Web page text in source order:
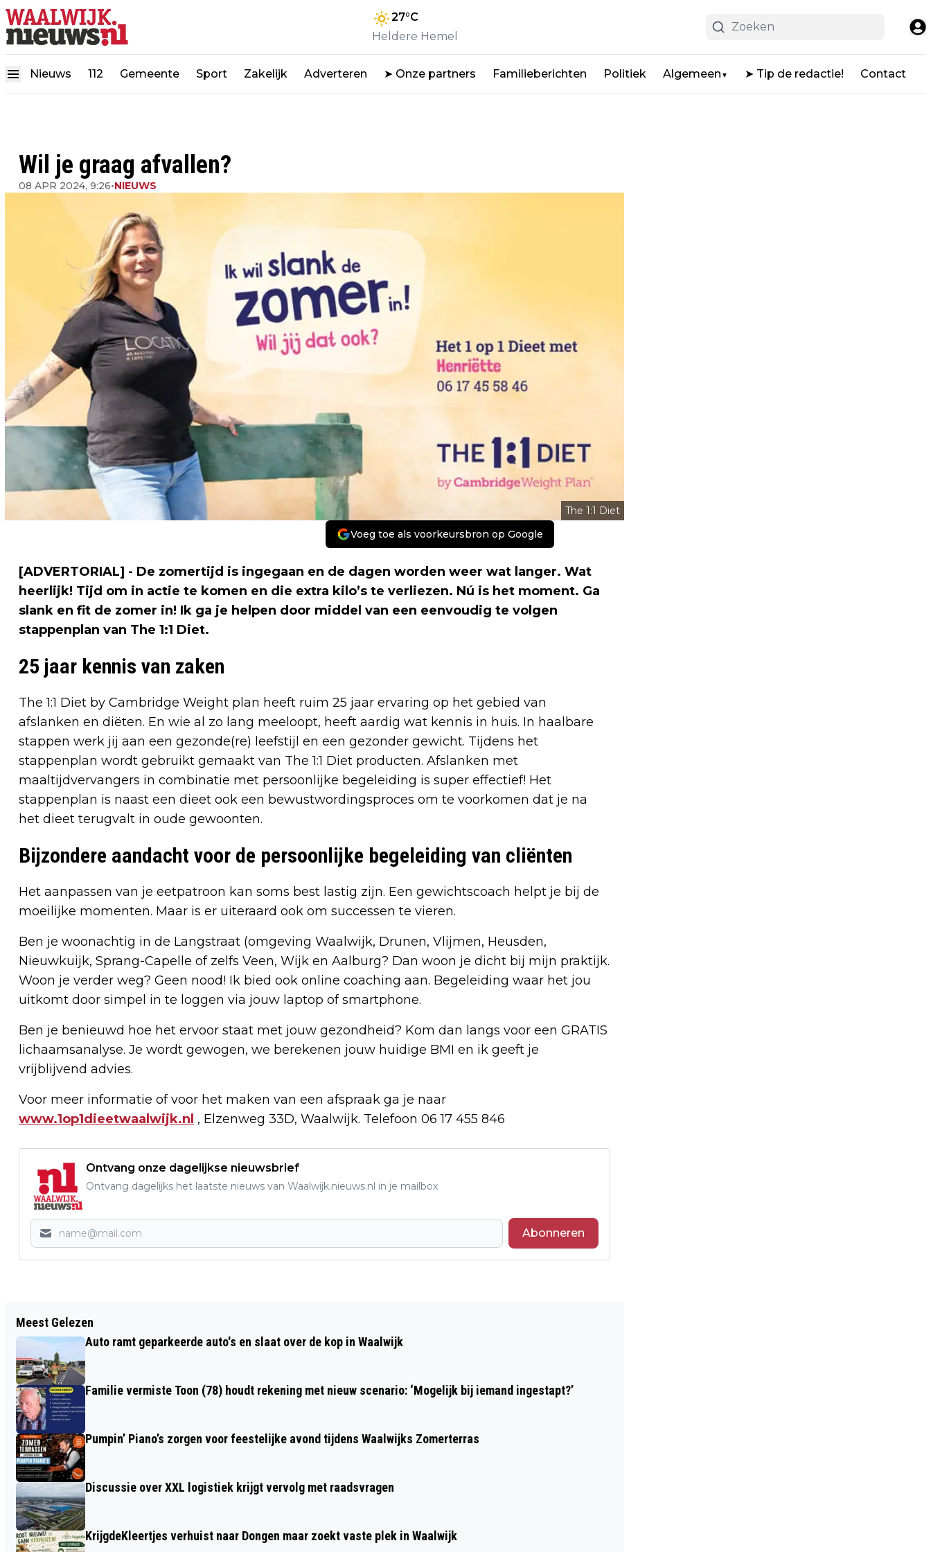
27°C
Heldere Hemel
Nieuws 112 Gemeente Sport Zakelijk Adverteren ➤ Onze partners Familieberichten Politiek Algemeen ▼ ➤ Tip de redactie! Contact
Wil je graag afvallen?
08 APR 2024, 9:26•NIEUWS
The 1:1 Diet
Voeg toe als voorkeursbron op Google
[ADVERTORIAL] - De zomertijd is ingegaan en de dagen worden weer wat langer. Wat
heerlijk! Tijd om in actie te komen en die extra kilo’s te verliezen. Nú is het moment. Ga
slank en fit de zomer in! Ik ga je helpen door middel van een eenvoudig te volgen
stappenplan van The 1:1 Diet.
25 jaar kennis van zaken
The 1:1 Diet by Cambridge Weight plan heeft ruim 25 jaar ervaring op het gebied van
afslanken en diëten. En wie al zo lang meeloopt, heeft aardig wat kennis in huis. In haalbare
stappen werk jij aan een gezonde(re) leefstijl en een gezonder gewicht. Tijdens het
stappenplan wordt gebruikt gemaakt van The 1:1 Diet producten. Afslanken met
maaltijdvervangers in combinatie met persoonlijke begeleiding is super effectief! Het
stappenplan is naast een dieet ook een bewustwordingsproces om te voorkomen dat je na
het dieet terugvalt in oude gewoonten.
Bijzondere aandacht voor de persoonlijke begeleiding van cliënten
Het aanpassen van je eetpatroon kan soms best lastig zijn. Een gewichtscoach helpt je bij de
moeilijke momenten. Maar is er uiteraard ook om successen te vieren.
Ben je woonachtig in de Langstraat (omgeving Waalwijk, Drunen, Vlijmen, Heusden,
Nieuwkuijk, Sprang-Capelle of zelfs Veen, Wijk en Aalburg? Dan woon je dicht bij mijn praktijk.
Woon je verder weg? Geen nood! Ik bied ook online coaching aan. Begeleiding waar het jou
uitkomt door simpel in te loggen via jouw laptop of smartphone.
Ben je benieuwd hoe het ervoor staat met jouw gezondheid? Kom dan langs voor een GRATIS
lichaamsanalyse. Je wordt gewogen, we berekenen jouw huidige BMI en ik geeft je
vrijblijvend advies.
Voor meer informatie of voor het maken van een afspraak ga je naar
www.1op1dieetwaalwijk.nl , Elzenweg 33D, Waalwijk. Telefoon 06 17 455 846
Ontvang onze dagelijkse nieuwsbrief
Ontvang dagelijks het laatste nieuws van Waalwijk.nieuws.nl in je mailbox
Abonneren
NIEUWE GELDINZAMELACTIES VAN
JITSE DEN HARTOG (9) VOOR HET
PRINSES MÁXIMA CENTRUM
Meest Gelezen
Auto ramt geparkeerde auto's en slaat over de kop in Waalwijk
Familie vermiste Toon (78) houdt rekening met nieuw scenario: ‘Mogelijk bij iemand ingestapt?’
Pumpin’ Piano’s zorgen voor feestelijke avond tijdens Waalwijks Zomerterras
Discussie over XXL logistiek krijgt vervolg met raadsvragen
KrijgdeKleertjes verhuist naar Dongen maar zoekt vaste plek in Waalwijk